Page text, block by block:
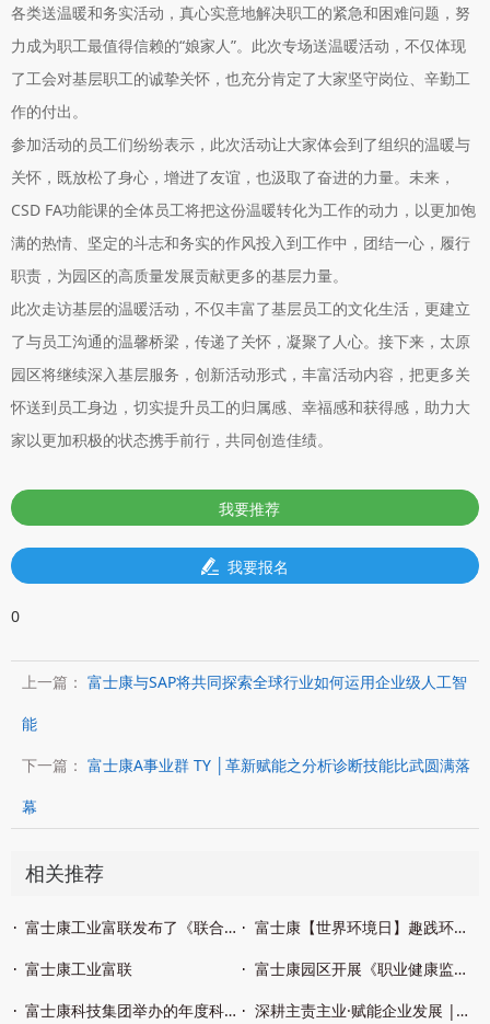
各类送温暖和务实活动，真心实意地解决职工的紧急和困难问题，努
力成为职工最值得信赖的“娘家人”。此次专场送温暖活动，不仅体现
了工会对基层职工的诚挚关怀，也充分肯定了大家坚守岗位、辛勤工
作的付出。
参加活动的员工们纷纷表示，此次活动让大家体会到了组织的温暖与
关怀，既放松了身心，增进了友谊，也汲取了奋进的力量。未来，
CSD FA功能课的全体员工将把这份温暖转化为工作的动力，以更加饱
满的热情、坚定的斗志和务实的作风投入到工作中，团结一心，履行
职责，为园区的高质量发展贡献更多的基层力量。
此次走访基层的温暖活动，不仅丰富了基层员工的文化生活，更建立
了与员工沟通的温馨桥梁，传递了关怀，凝聚了人心。接下来，太原
园区将继续深入基层服务，创新活动形式，丰富活动内容，把更多关
怀送到员工身边，切实提升员工的归属感、幸福感和获得感，助力大
家以更加积极的状态携手前行，共同创造佳绩。
我要推荐
我要报名
0
上一篇： 富士康与SAP将共同探索全球行业如何运用企业级人工智
能
下一篇： 富士康A事业群 TY │革新赋能之分析诊断技能比武圆满落
幕
相关推荐
富士康工业富联发布了《联合国可持续发展目标（UN SDGs）进展报告（2024-2025）》
富士康【世界环境日】趣践环保初心，赋能企业绿色ESG发展
富士康工业富联
富士康园区开展《职业健康监护技术规范》GBZ188-2025解读专项培训
富士康科技集团举办的年度科技盛会
深耕主责主业·赋能企业发展 | 园区召开2026 年中“三委”委员工作交流会